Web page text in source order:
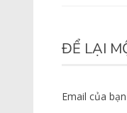
ĐỂ LẠI
Email của